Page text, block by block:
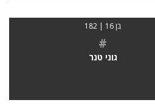
בן 16 | 182
#
גוני טנר